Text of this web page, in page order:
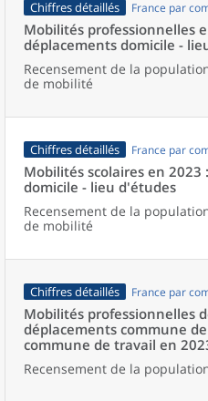
Chiffres détaillés France par
Mobilités professionnelles
déplacements domicile -
Recensement de la
de mobilité
Chiffres détaillés France par
Mobilités scolaires en 2023
domicile - lieu d'études
Recensement de la
de mobilité
Chiffres détaillés France par
Mobilités professionnelles
déplacements commune
commune de travail en
Recensement de la